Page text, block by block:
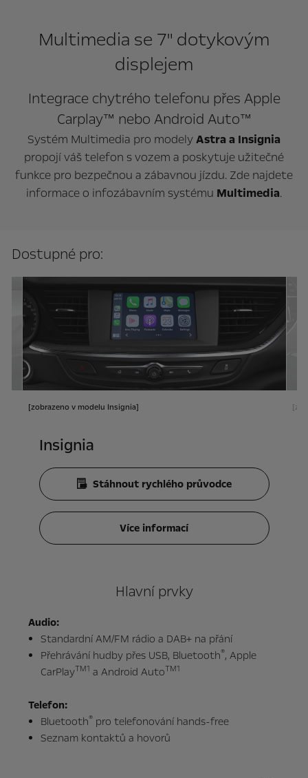
Multimedia se 7" dotykovým
displejem
Integrace chytrého telefonu přes Apple
Carplay™ nebo Android Auto™
Systém Multimedia pro modelyAstra a Insignia
propojí váš telefon s vozem a poskytuje užitečné
funkce pro bezpečnou a zábavnou jízdu. Zde najdete
informace o infozábavním systému Multimedia.
Dostupné pro:
[zobrazeno v modelu Insignia]
Insignia
Stáhnout rychlého průvodce
Více informací
Hlavní prvky
Audio:
Standardní AM/FM rádio a DAB+ na přání
Přehrávání hudby přes USB, Bluetooth®, Apple
CarPlayTM1 a Android AutoTM1
Telefon:
Bluetooth®pro telefonování hands-free
Seznam kontaktů a hovorů